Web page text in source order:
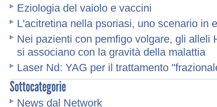
Eziologia del vaiolo e vaccini
L'acitretina nella psoriasi, uno scenario in
Nei pazienti con pemfigo volgare, gli alleli
si associano con la gravità della malattia
Laser Nd: YAG per il trattamento
Sottocategorie
News dal Network